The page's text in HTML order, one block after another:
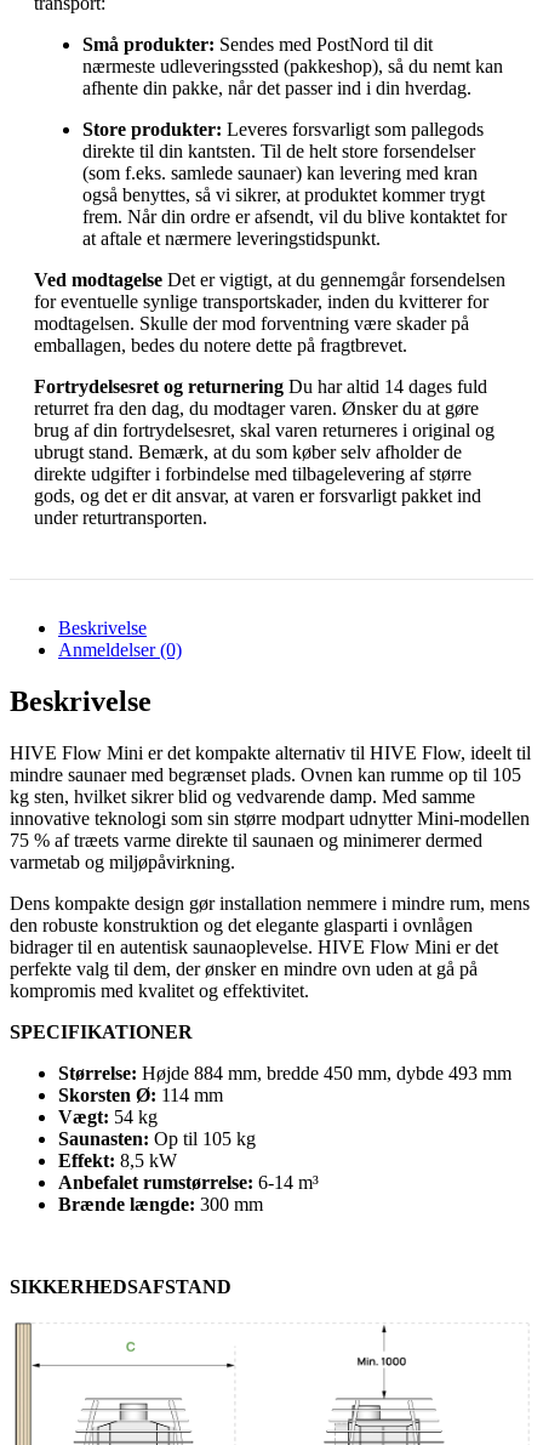
Små produkter: Sendes med PostNord til dit
nærmeste udleveringssted (pakkeshop), så du nemt kan
afhente din pakke, når det passer ind i din hverdag.
Store produkter: Leveres forsvarligt som pallegods
direkte til din kantsten. Til de helt store forsendelser
(som f.eks. samlede saunaer) kan levering med kran
også benyttes, så vi sikrer, at produktet kommer trygt
frem. Når din ordre er afsendt, vil du blive kontaktet for
at aftale et nærmere leveringstidspunkt.
Ved modtagelse Det er vigtigt, at du gennemgår forsendelsen
for eventuelle synlige transportskader, inden du kvitterer for
modtagelsen. Skulle der mod forventning være skader på
emballagen, bedes du notere dette på fragtbrevet.
Fortrydelsesret og returnering Du har altid 14 dages fuld
returret fra den dag, du modtager varen. Ønsker du at gøre
brug af din fortrydelsesret, skal varen returneres i original og
ubrugt stand. Bemærk, at du som køber selv afholder de
direkte udgifter i forbindelse med tilbagelevering af større
gods, og det er dit ansvar, at varen er forsvarligt pakket ind
under returtransporten.
Beskrivelse
Anmeldelser (0)
Beskrivelse
HIVE Flow Mini er det kompakte alternativ til HIVE Flow, ideelt til
mindre saunaer med begrænset plads. Ovnen kan rumme op til 105
kg sten, hvilket sikrer blid og vedvarende damp. Med samme
innovative teknologi som sin større modpart udnytter Mini-modellen
75 % af træets varme direkte til saunaen og minimerer dermed
varmetab og miljøpåvirkning.
Dens kompakte design gør installation nemmere i mindre rum, mens
den robuste konstruktion og det elegante glasparti i ovnlågen
bidrager til en autentisk saunaoplevelse. HIVE Flow Mini er det
perfekte valg til dem, der ønsker en mindre ovn uden at gå på
kompromis med kvalitet og effektivitet.
SPECIFIKATIONER
Størrelse: Højde 884 mm, bredde 450 mm, dybde 493 mm
Skorsten Ø: 114 mm
Vægt: 54 kg
Saunasten: Op til 105 kg
Effekt: 8,5 kW
Anbefalet rumstørrelse: 6-14 m³
Brænde længde: 300 mm
SIKKERHEDSAFSTAND